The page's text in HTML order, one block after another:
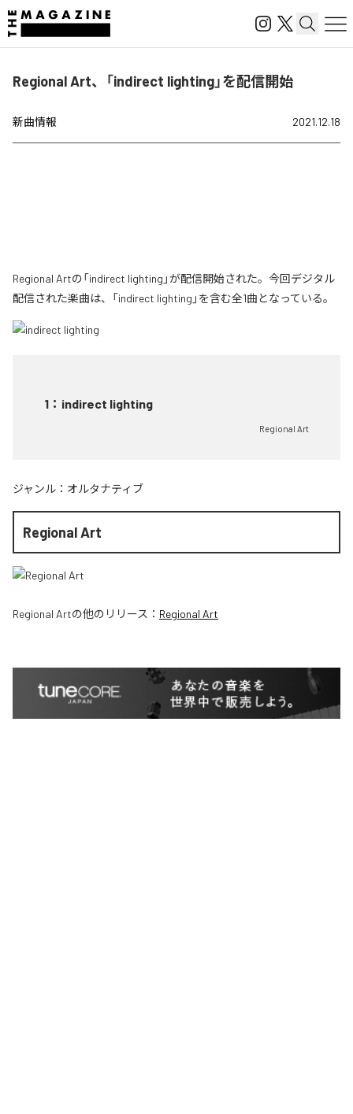
Regional Art、「indirect lighting」を配信開始
新曲情報 2021.12.18
Regional Artの「indirect lighting」が配信開始された。今回デジタル
配信された楽曲は、「indirect lighting」を含む全1曲となっている。
1 ： indirect lighting
Regional Art
ジャンル： オルタナティブ
Regional Art
Regional Artの他のリリース： Regional Art